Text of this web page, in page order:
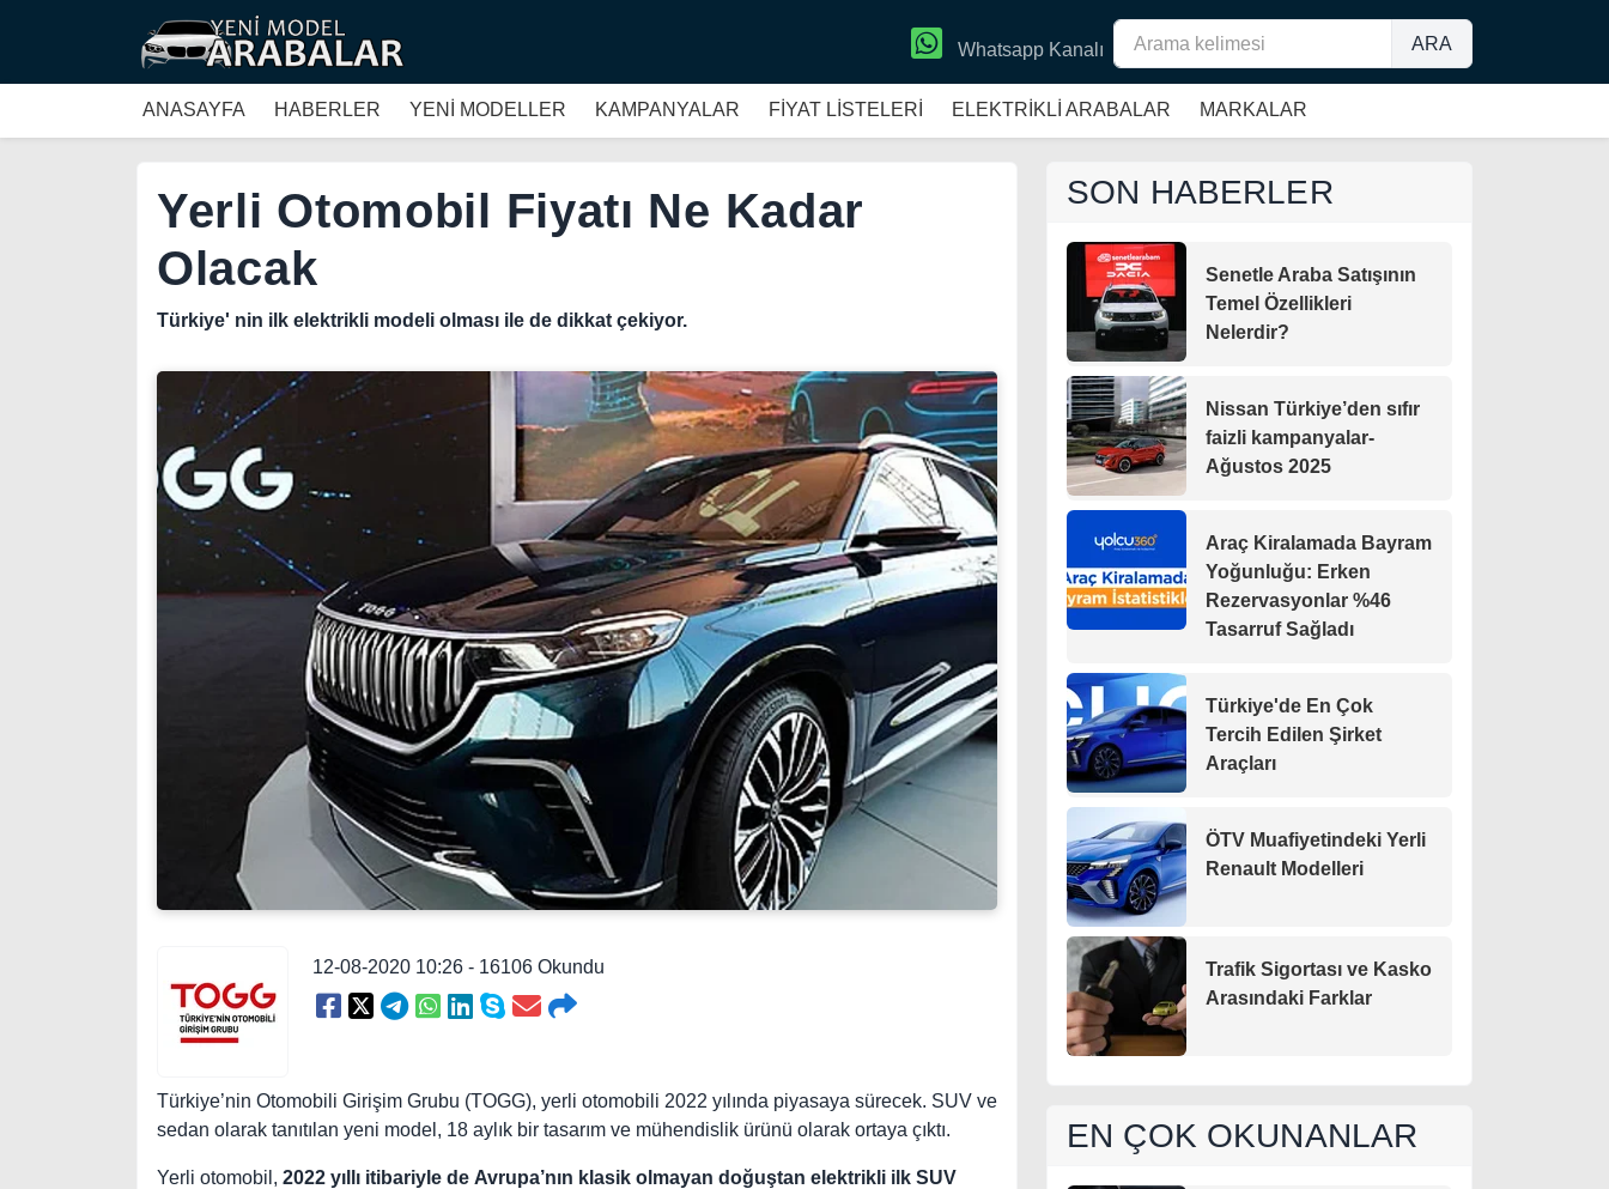
ARA
Whatsapp Kanalı
ANASAYFA HABERLER YENİ MODELLER KAMPANYALAR FİYAT LİSTELERİ ELEKTRİKLİ ARABALAR MARKALAR
Yerli Otomobil Fiyatı Ne Kadar
Olacak
Türkiye' nin ilk elektrikli modeli olması ile de dikkat çekiyor.
12-08-2020 10:26 - 16106 Okundu
Türkiye’nin Otomobili Girişim Grubu (TOGG), yerli otomobili 2022 yılında piyasaya sürecek. SUV ve
sedan olarak tanıtılan yeni model, 18 aylık bir tasarım ve mühendislik ürünü olarak ortaya çıktı.
Yerli otomobil, 2022 yıllı itibariyle de Avrupa’nın klasik olmayan doğuştan elektrikli ilk SUV
SON HABERLER
Senetle Araba Satışının
Temel Özellikleri
Nelerdir?
Nissan Türkiye’den sıfır
faizli kampanyalar-
Ağustos 2025
Araç Kiralamada Bayram
Yoğunluğu: Erken
Rezervasyonlar %46
Tasarruf Sağladı
Türkiye'de En Çok
Tercih Edilen Şirket
Araçları
ÖTV Muafiyetindeki Yerli
Renault Modelleri
Trafik Sigortası ve Kasko
Arasındaki Farklar
EN ÇOK OKUNANLAR